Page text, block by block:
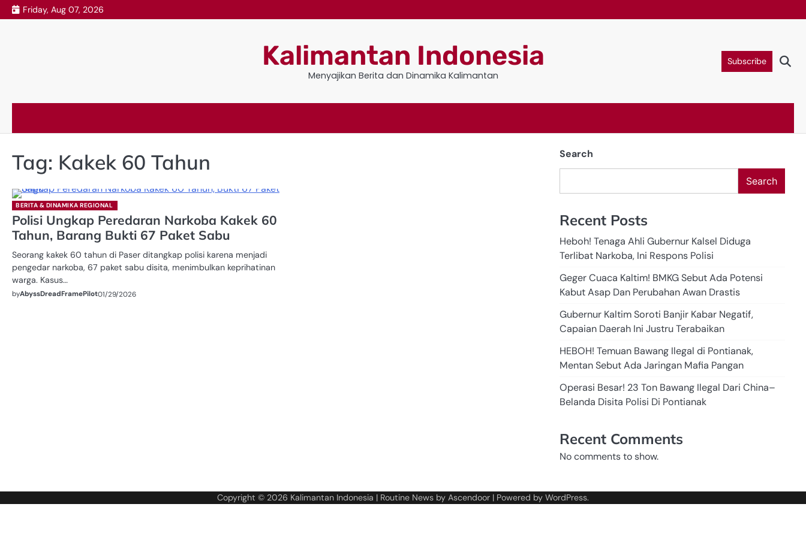
Skip
to
Friday, Aug 07, 2026
Kalimantan Indonesia
Menyajikan Berita dan Dinamika Kalimantan
Subscribe
Tag: Kakek 60 Tahun
BERITA & DINAMIKA REGIONAL
Polisi Ungkap Peredaran Narkoba Kakek 60
Tahun, Barang Bukti 67 Paket Sabu
Seorang kakek 60 tahun di Paser ditangkap polisi karena menjadi
pengedar narkoba, 67 paket sabu disita, menimbulkan keprihatinan
warga. Kasus…
byAbyssDreadFramePilot01/29/2026
Search
Search
Recent Posts
Heboh! Tenaga Ahli Gubernur Kalsel Diduga
Terlibat Narkoba, Ini Respons Polisi
Geger Cuaca Kaltim! BMKG Sebut Ada Potensi
Kabut Asap Dan Perubahan Awan Drastis
Gubernur Kaltim Soroti Banjir Kabar Negatif,
Capaian Daerah Ini Justru Terabaikan
HEBOH! Temuan Bawang Ilegal di Pontianak,
Mentan Sebut Ada Jaringan Mafia Pangan
Operasi Besar! 23 Ton Bawang Ilegal Dari China–
Belanda Disita Polisi Di Pontianak
Recent Comments
No comments to show.
Copyright © 2026 Kalimantan Indonesia | Routine News by Ascendoor | Powered by WordPress.